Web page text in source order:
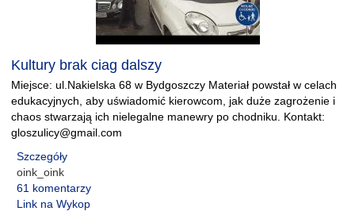
Kultury brak ciag dalszy
Miejsce: ul.Nakielska 68 w Bydgoszczy Materiał powstał w celach
edukacyjnych, aby uświadomić kierowcom, jak duże zagrożenie i
chaos stwarzają ich nielegalne manewry po chodniku. Kontakt:
gloszulicy@gmail.com
Szczegóły
oink_oink
61 komentarzy
Link na Wykop